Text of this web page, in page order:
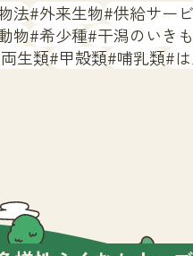
法 外来生物 供給サー
物 希少種 干潟のいき
両生類 甲殻類 哺乳類